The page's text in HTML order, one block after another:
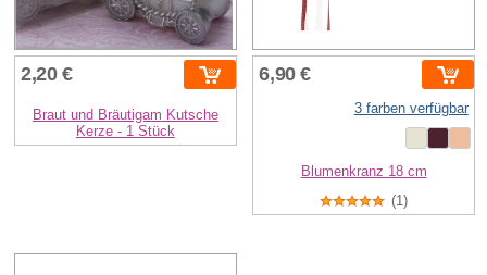
2,20 €
Braut und Bräutigam Kutsche
Kerze - 1 Stück
6,90 €
3 farben verfügbar
Blumenkranz 18 cm
(1)